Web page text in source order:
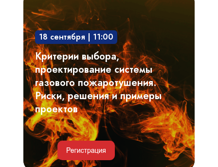
выбора,
проектирование
системы
газового
пожаротушения.
Риски,
решения
и
примеры
проектов
18 сентября | 11:00
Критерии выбора,
проектирование системы
газового пожаротушения.
Риски, решения и примеры
проектов